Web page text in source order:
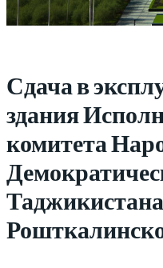
Сдача в
здания
комитета